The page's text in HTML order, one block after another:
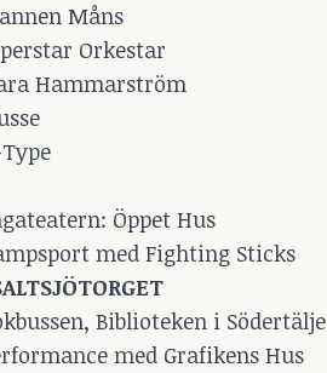
Måns
Orkestar
Hammarström
Öppet Hus
med Fighting Sticks
Biblioteken i Södertälje
med Grafikens Hus